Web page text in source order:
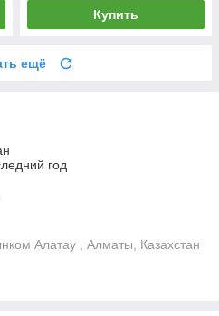
Купить
ещё
год
Алатау , Алматы, Казахстан